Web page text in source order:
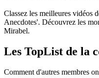
Classez les meilleures vidéos
Anecdotes'. Découvrez les
Mirabel.
Les TopList de la
Comment d'autres membres